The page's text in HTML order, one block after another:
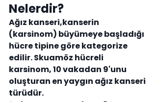
Nelerdir?
Ağız kanseri,kanserin
(karsinom) büyümeye başladığı
hücre tipine göre kategorize
edilir. Skuamöz hücreli
karsinom, 10 vakadan 9'unu
oluşturan en yaygın ağız kanseri
türüdür.